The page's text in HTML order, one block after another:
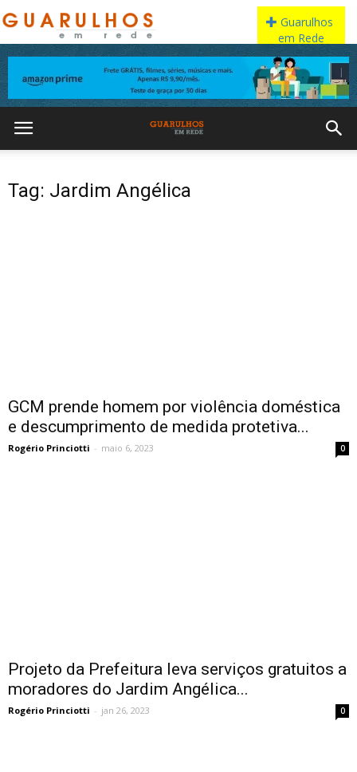
Tag: Jardim Angélica
GCM prende homem por violência doméstica
e descumprimento de medida protetiva...
Rogério Princiotti - maio 6, 2023 0
Projeto da Prefeitura leva serviços gratuitos a
moradores do Jardim Angélica...
Rogério Princiotti - jan 26, 2023 0